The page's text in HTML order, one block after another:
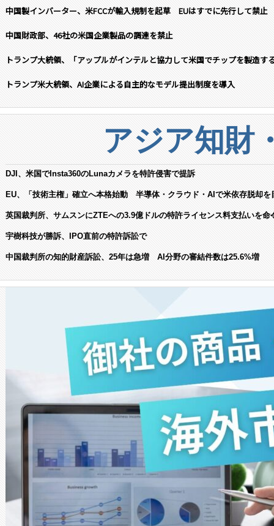
中国製インバーター、米FCCが輸入規制を起草 EUはすでに先行して禁止
中国財政部、46社の米国企業製品の調達を禁止
トランプ大統領、「アップルがインテルと協力して米国でチップを製造す
トランプ米大統領、AI企業による自主的なモデル提出制度を導入
アジア知財
DJI、米国でInsta360のLunaカメラを特許侵害で提訴
EU、「技術主権」確立へ本格始動 半導体・クラウド・AIで米依存脱却を
英国裁判所、サムスンにZTEへの3.9億ドルの特許ライセンス料支払いを命
宇樹科技が勝訴、IPO直前の特許訴訟で
中国裁判所の知的財産訴訟、25年は急増 AI分野の審結件数は25.6%増